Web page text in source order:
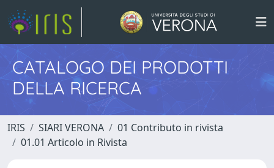
CATALOGO DEI PRODOTTI
DELLA RICERCA
IRIS SIARI VERONA
01 Contributo in rivista
01.01 Articolo in Rivista